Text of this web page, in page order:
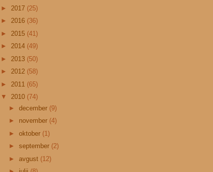
► 2017 (25)
► 2016 (36)
► 2015 (41)
► 2014 (49)
► 2013 (50)
► 2012 (58)
► 2011 (65)
▼ 2010 (74)
► december (9)
► november (4)
► oktober (1)
► september (2)
► avgust (12)